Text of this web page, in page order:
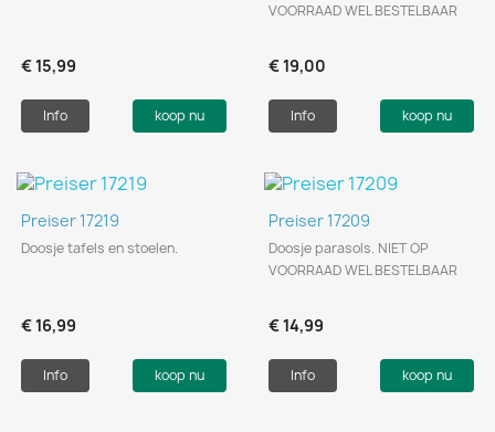
€ 15,99
Info koop nu
VOORRAAD WEL BESTELBAAR
€ 19,00
Info koop nu
Preiser 17219
Doosje tafels en stoelen.
€ 16,99
Info koop nu
Preiser 17209
Doosje parasols. NIET OP
VOORRAAD WEL BESTELBAAR
€ 14,99
Info koop nu